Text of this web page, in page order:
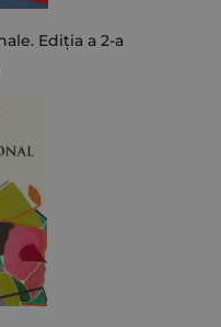
Ediția a 2-a